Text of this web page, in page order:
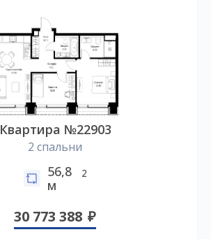
Квартира №22903
2 спальни
56,8
м
2
30 773 388